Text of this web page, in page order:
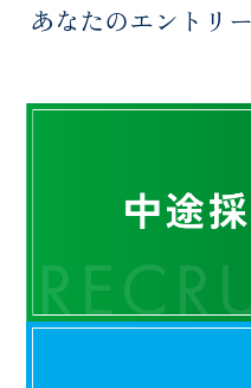
新着情報
採用情報
地域貢献
社員インタビュー
お客様の声
あなたのエントリ